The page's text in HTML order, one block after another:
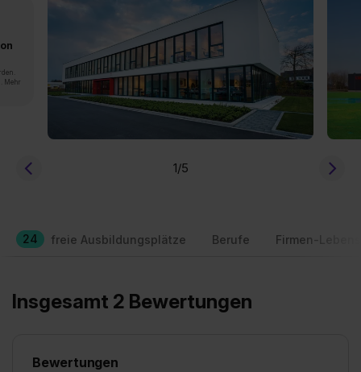
Mehr
1/5
24 freie Ausbildungsplätze Berufe Firmen-
Insgesamt 2 Bewertungen
Bewertungen